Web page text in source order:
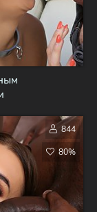
844
80%